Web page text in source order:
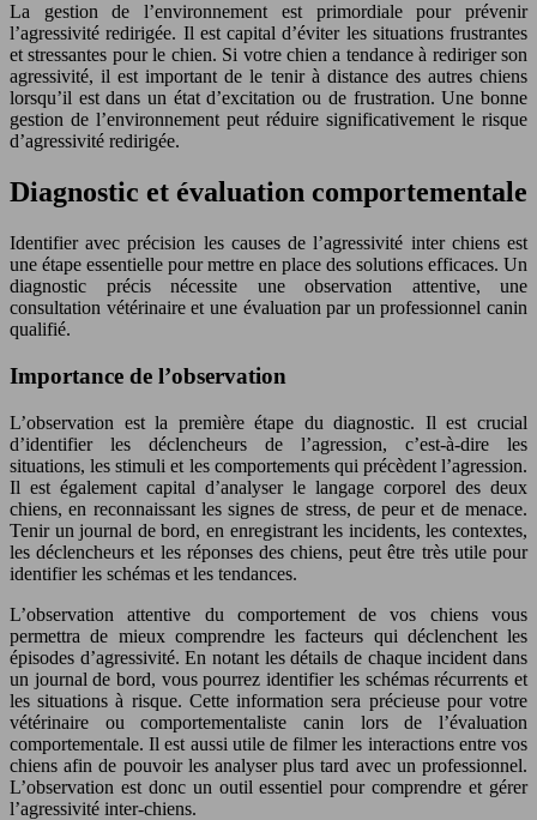
La gestion de l’environnement est primordiale pour prévenir
l’agressivité redirigée. Il est capital d’éviter les situations frustrantes
et stressantes pour le chien. Si votre chien a tendance à rediriger son
agressivité, il est important de le tenir à distance des autres chiens
lorsqu’il est dans un état d’excitation ou de frustration. Une bonne
gestion de l’environnement peut réduire significativement le risque
d’agressivité redirigée.
Diagnostic et évaluation comportementale
Identifier avec précision les causes de l’agressivité inter chiens est
une étape essentielle pour mettre en place des solutions efficaces. Un
diagnostic précis nécessite une observation attentive, une
consultation vétérinaire et une évaluation par un professionnel canin
qualifié.
Importance de l’observation
L’observation est la première étape du diagnostic. Il est crucial
d’identifier les déclencheurs de l’agression, c’est-à-dire les
situations, les stimuli et les comportements qui précèdent l’agression.
Il est également capital d’analyser le langage corporel des deux
chiens, en reconnaissant les signes de stress, de peur et de menace.
Tenir un journal de bord, en enregistrant les incidents, les contextes,
les déclencheurs et les réponses des chiens, peut être très utile pour
identifier les schémas et les tendances.
L’observation attentive du comportement de vos chiens vous
permettra de mieux comprendre les facteurs qui déclenchent les
épisodes d’agressivité. En notant les détails de chaque incident dans
un journal de bord, vous pourrez identifier les schémas récurrents et
les situations à risque. Cette information sera précieuse pour votre
vétérinaire ou comportementaliste canin lors de l’évaluation
comportementale. Il est aussi utile de filmer les interactions entre vos
chiens afin de pouvoir les analyser plus tard avec un professionnel.
L’observation est donc un outil essentiel pour comprendre et gérer
l’agressivité inter-chiens.